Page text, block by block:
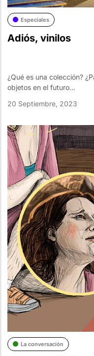
Especiales
Adiós, vinilos
¿Qué es una colección?
objetos en el futuro...
20 Septiembre, 2023
La conversación